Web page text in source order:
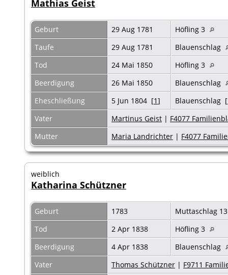
Mathias Geist
Geburt 29 Aug 1781
Höfling 3
Taufe
29 Aug 1781
Blauenschlag
Tod
24 Mai 1850
Höfling 3
Beerdigung
26 Mai 1850
Blauenschlag
Eheschließung
5 Jun 1804 [1] Blauenschlag [
Vater
Martinus Geist | F4077
Mutter
Maria Landrichter | F4077
weiblich
Katharina Schützner
Geburt 1783
Muttaschlag 13
Tod
2 Apr 1838
Höfling 3
Beerdigung
4 Apr 1838
Blauenschlag
Vater
Thomas Schützner | F9711